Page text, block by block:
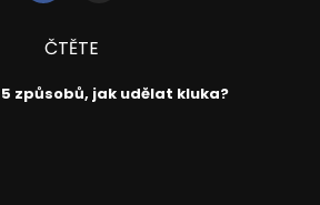
ČTĚTE
5 způsobů, jak udělat kluka?